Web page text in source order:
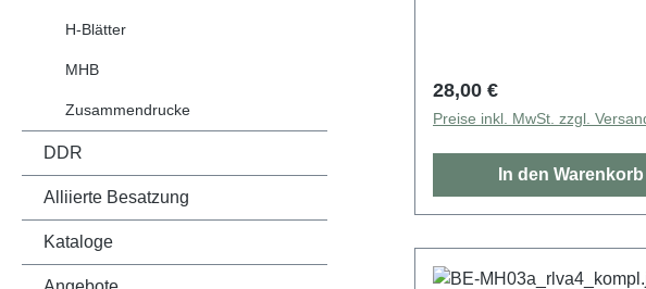
H-Blätter
MHB
Zusammendrucke
DDR
Alliierte Besatzung
Kataloge
Regulärer Preis:
28,00 €
Preise inkl. MwSt. zzgl.
In den Warenkorb